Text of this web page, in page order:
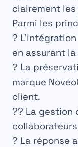
clairement
Parmi les
?
en assurant
? La
marque
client.
?‍? La gestion
? La réponse